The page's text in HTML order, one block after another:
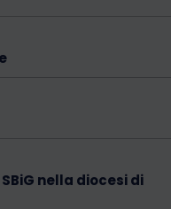
nella diocesi di